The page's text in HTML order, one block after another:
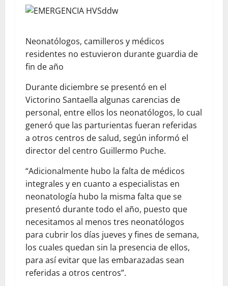
Neonatólogos, camilleros y médicos
residentes no estuvieron durante guardia de
fin de año
Durante diciembre se presentó en el
Victorino Santaella algunas carencias de
personal, entre ellos los neonatólogos, lo cual
generó que las parturientas fueran referidas
a otros centros de salud, según informó el
director del centro Guillermo Puche.
“Adicionalmente hubo la falta de médicos
integrales y en cuanto a especialistas en
neonatología hubo la misma falta que se
presentó durante todo el año, puesto que
necesitamos al menos tres neonatólogos
para cubrir los días jueves y fines de semana,
los cuales quedan sin la presencia de ellos,
para así evitar que las embarazadas sean
referidas a otros centros”.